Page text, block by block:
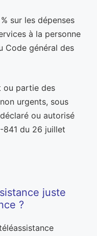
sur les dépenses
à la personne
Code général des
ou partie des
urgents, sous
ou autorisé
841 du 26 juillet
juste
?